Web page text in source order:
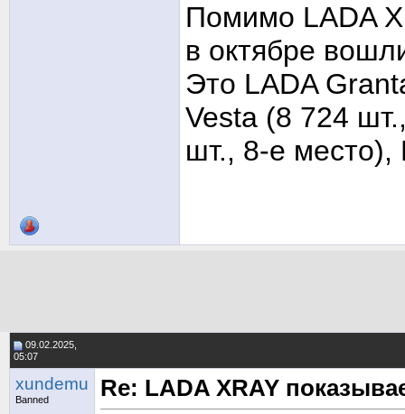
Помимо LADA
в октябре
Это LADA
Vesta (8 724
шт., 8-е место),
09.02.2025,
05:07
xundemu
Banned
Re: LADA XRAY